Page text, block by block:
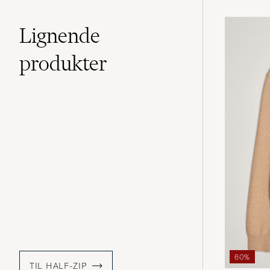
Lignende
produkter
TIL HALF-ZIP
60%